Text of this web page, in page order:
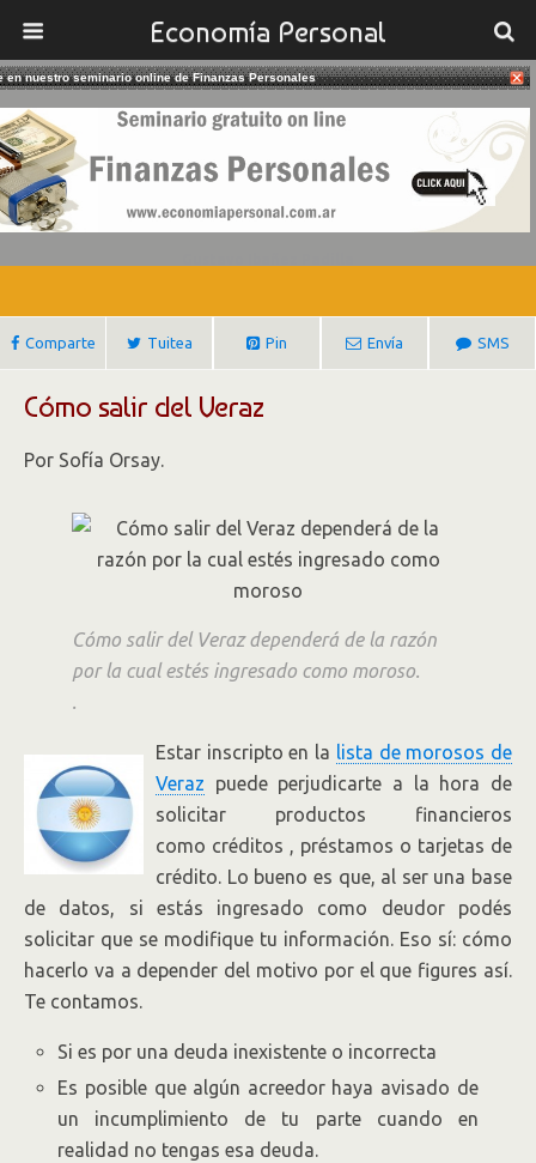
Economía Personal
29/05/2018
Cómo Salir Del Veraz (informe
Crediticio Personal)
Comparte Tuitea Pin Envía SMS
Cómo salir del Veraz
Por Sofía Orsay.
Cómo salir del Veraz dependerá de la razón
por la cual estés ingresado como moroso.
.
Estar inscripto en la lista de morosos de
Veraz puede perjudicarte a la hora de
solicitar productos financieros
como créditos , préstamos o tarjetas de
crédito. Lo bueno es que, al ser una base
de datos, si estás ingresado como deudor podés
solicitar que se modifique tu información. Eso sí: cómo
hacerlo va a depender del motivo por el que figures así.
Te contamos.
Si es por una deuda inexistente o incorrecta
Es posible que algún acreedor haya avisado de
un incumplimiento de tu parte cuando en
realidad no tengas esa deuda.
en nuestro seminario online de Finanzas Personales